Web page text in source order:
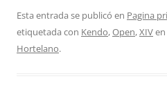
Esta entrada se publicó en Pagina
etiquetada con Kendo,Open,XIVen
Hortelano.